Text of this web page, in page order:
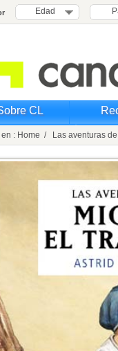
Edad
CL
en : Home / Las aventuras